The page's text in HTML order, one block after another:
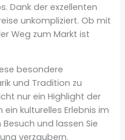
Dank der exzellenten
unkompliziert. Ob mit
Weg zum Markt ist
besondere
und Tradition zu
nur ein Highlight der
kulturelles Erlebnis im
Besuch und lassen Sie
verzaubern.